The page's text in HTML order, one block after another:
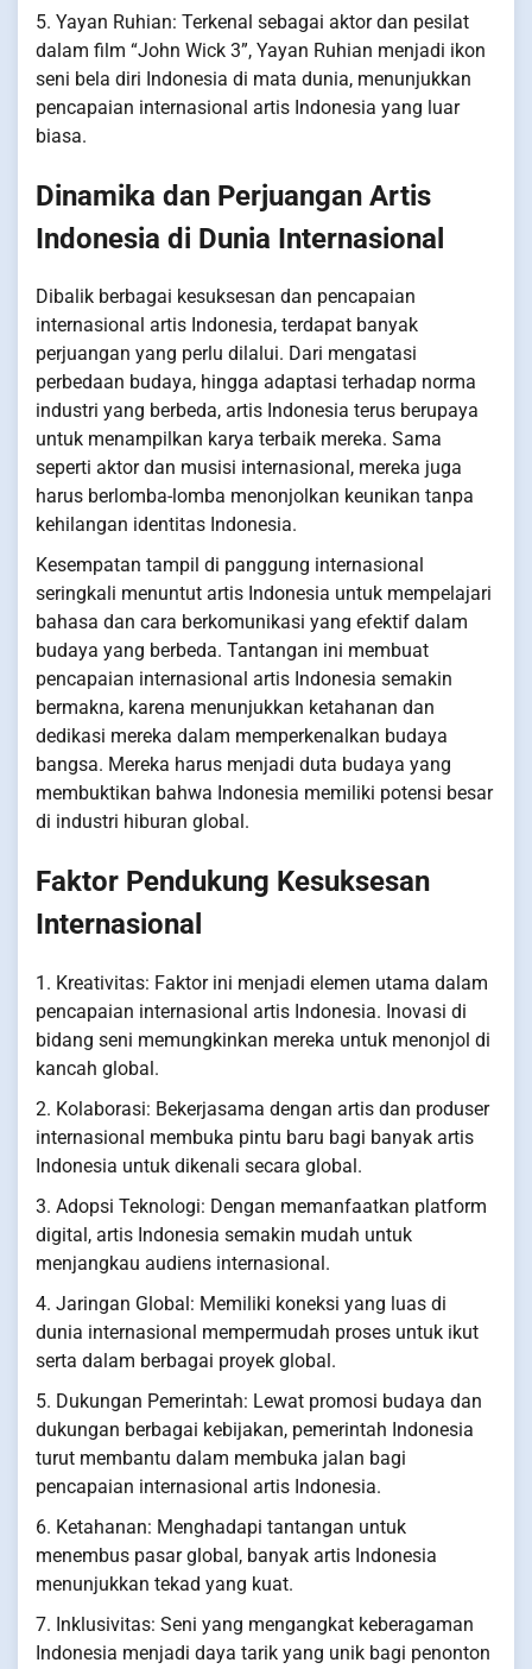
5. Yayan Ruhian: Terkenal sebagai aktor dan pesilat
dalam film “John Wick 3”, Yayan Ruhian menjadi ikon
seni bela diri Indonesia di mata dunia, menunjukkan
pencapaian internasional artis Indonesia yang luar
biasa.
Dinamika dan Perjuangan Artis
Indonesia di Dunia Internasional
Dibalik berbagai kesuksesan dan pencapaian
internasional artis Indonesia, terdapat banyak
perjuangan yang perlu dilalui. Dari mengatasi
perbedaan budaya, hingga adaptasi terhadap norma
industri yang berbeda, artis Indonesia terus berupaya
untuk menampilkan karya terbaik mereka. Sama
seperti aktor dan musisi internasional, mereka juga
harus berlomba-lomba menonjolkan keunikan tanpa
kehilangan identitas Indonesia.
Kesempatan tampil di panggung internasional
seringkali menuntut artis Indonesia untuk mempelajari
bahasa dan cara berkomunikasi yang efektif dalam
budaya yang berbeda. Tantangan ini membuat
pencapaian internasional artis Indonesia semakin
bermakna, karena menunjukkan ketahanan dan
dedikasi mereka dalam memperkenalkan budaya
bangsa. Mereka harus menjadi duta budaya yang
membuktikan bahwa Indonesia memiliki potensi besar
di industri hiburan global.
Faktor Pendukung Kesuksesan
Internasional
1. Kreativitas: Faktor ini menjadi elemen utama dalam
pencapaian internasional artis Indonesia. Inovasi di
bidang seni memungkinkan mereka untuk menonjol di
kancah global.
2. Kolaborasi: Bekerjasama dengan artis dan produser
internasional membuka pintu baru bagi banyak artis
Indonesia untuk dikenali secara global.
3. Adopsi Teknologi: Dengan memanfaatkan platform
digital, artis Indonesia semakin mudah untuk
menjangkau audiens internasional.
4. Jaringan Global: Memiliki koneksi yang luas di
dunia internasional mempermudah proses untuk ikut
serta dalam berbagai proyek global.
5. Dukungan Pemerintah: Lewat promosi budaya dan
dukungan berbagai kebijakan, pemerintah Indonesia
turut membantu dalam membuka jalan bagi
pencapaian internasional artis Indonesia.
6. Ketahanan: Menghadapi tantangan untuk
menembus pasar global, banyak artis Indonesia
menunjukkan tekad yang kuat.
7. Inklusivitas: Seni yang mengangkat keberagaman
Indonesia menjadi daya tarik yang unik bagi penonton